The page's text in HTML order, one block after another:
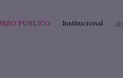
PÚBLICO Institucional